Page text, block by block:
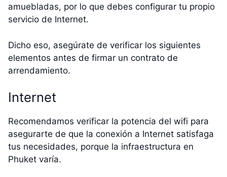
amuebladas, por lo que debes configurar tu propio
servicio de Internet.
Dicho eso, asegúrate de verificar los siguientes
elementos antes de firmar un contrato de
arrendamiento.
Internet
Recomendamos verificar la potencia del wifi para
asegurarte de que la conexión a Internet satisfaga
tus necesidades, porque la infraestructura en
Phuket varía.